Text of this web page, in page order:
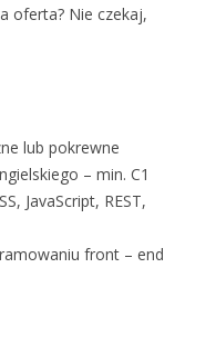
oferta? Nie czekaj,
lub pokrewne
– min. C1
JavaScript, REST,
front – end